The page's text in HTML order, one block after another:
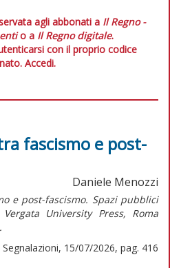
agli abbonati a Il Regno -
o a Il Regno digitale.
con il proprio codice
Accedi.
fascismo e post-
Daniele Menozzi
e post-fascismo. Spazi pubblici
University Press, Roma
Segnalazioni, 15/07/2026, pag. 416